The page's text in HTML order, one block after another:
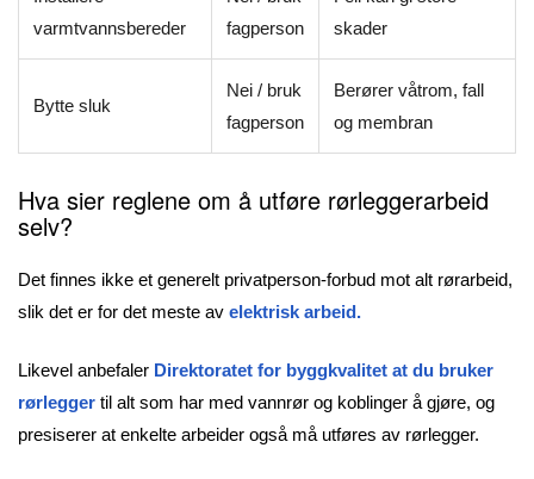
varmtvannsbereder
fagperson
skader
Bytte sluk
Nei / bruk
fagperson
Berører våtrom, fall
og membran
Hva sier reglene om å utføre rørleggerarbeid
selv?
Det finnes ikke et generelt privatperson-forbud mot alt rørarbeid,
slik det er for det meste av elektrisk arbeid.
Likevel anbefaler Direktoratet for byggkvalitet at du bruker
rørlegger til alt som har med vannrør og koblinger å gjøre, og
presiserer at enkelte arbeider også må utføres av rørlegger.